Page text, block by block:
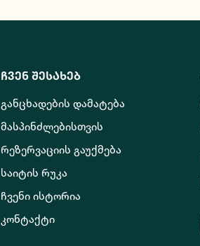
ჩვენ შესახებ
განცხადების დამატება
მასპინძლებისთვის
რეზერვაციის გაუქმება
საიტის რუკა
ჩვენი ისტორია
კონტაქტი